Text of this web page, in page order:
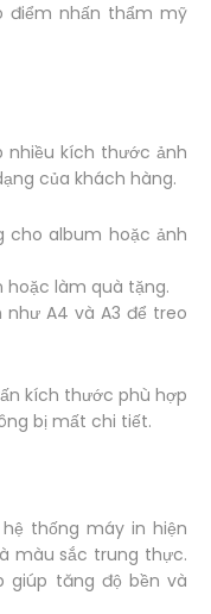
điểm nhấn thẩm mỹ
nhiều kích thước ảnh
của khách hàng.
cho album hoặc ảnh
hoặc làm quà tặng.
A4 và A3 để treo
kích thước phù hợp
bị mất chi tiết.
thống máy in hiện
màu sắc trung thực.
giúp tăng độ bền và